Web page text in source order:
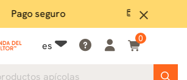
close
Pago seguro
es
0